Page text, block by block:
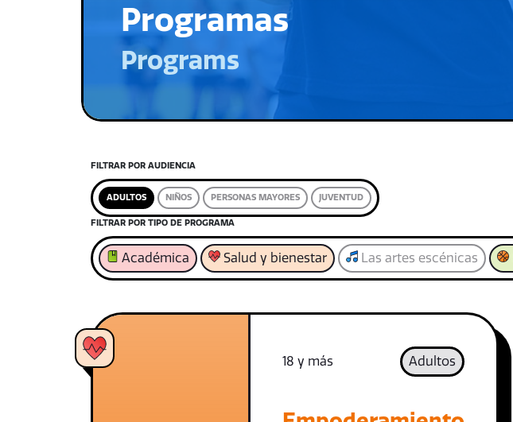
Programas
Programs
FILTRAR POR AUDIENCIA
ADULTOS NIÑOS PERSONAS MAYORES JUVENTUD
FILTRAR POR TIPO DE PROGRAMA
Académica Salud y bienestar Las artes escénicas
18 y más Adultos